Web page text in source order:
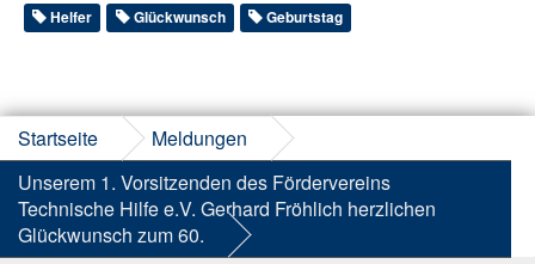
Helfer
Glückwunsch Geburtstag
Startseite
Meldungen
Unserem 1. Vorsitzenden des Fördervereins
Technische Hilfe e.V. Gerhard Fröhlich herzlichen
Glückwunsch zum 60.